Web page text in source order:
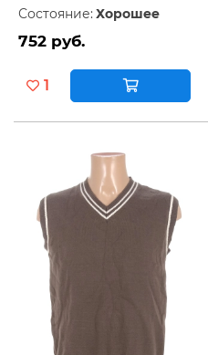
Состояние: Хорошее
752 руб.
1